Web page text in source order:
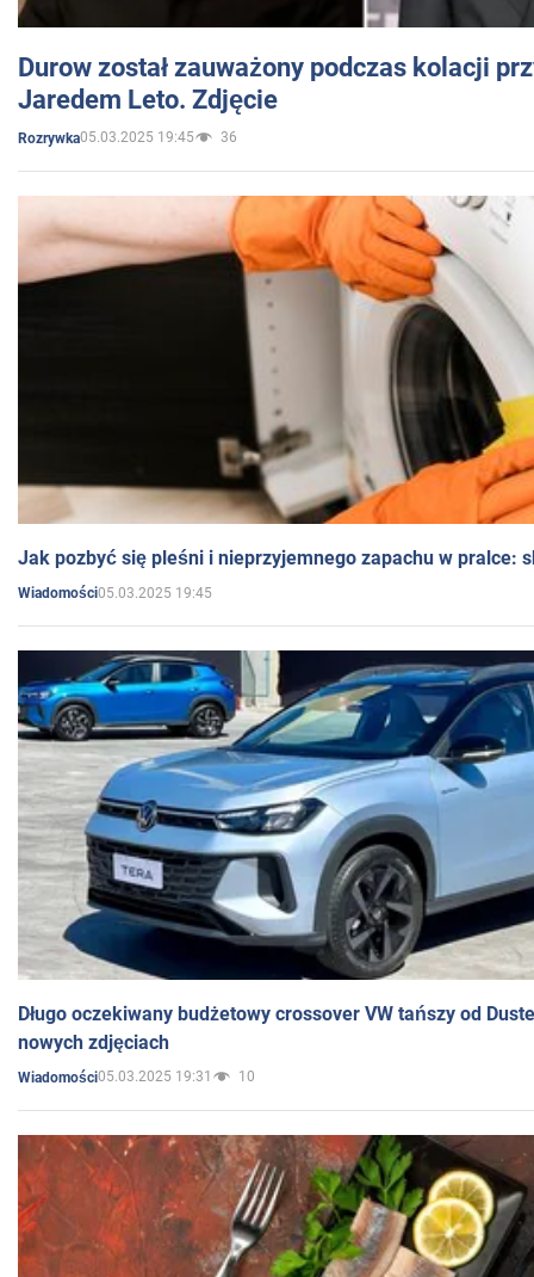
Durow został zauważony podczas kolacji
Jaredem Leto. Zdjęcie
Rozrywka05.03.2025 19:45 36
Jak pozbyć się pleśni i nieprzyjemnego zapachu w pralce:
Wiadomości05.03.2025 19:45
Długo oczekiwany budżetowy crossover VW tańszy od
nowych zdjęciach
Wiadomości05.03.2025 19:31 10